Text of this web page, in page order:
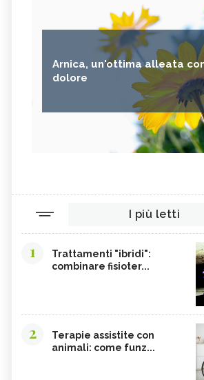
Arnica, un'ottima alleata
dolore
I più letti
1
Trattamenti "ibridi":
combinare fisioter...
2
Terapie assistite con
animali: come funz...